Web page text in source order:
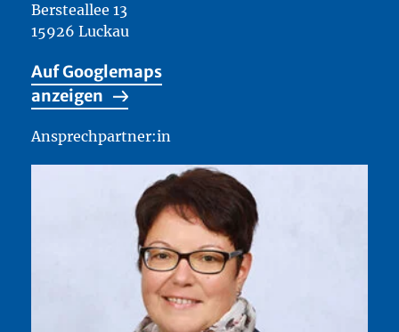
Bersteallee 13
15926 Luckau
Auf Googlemaps
anzeigen
Ansprechpartner:in